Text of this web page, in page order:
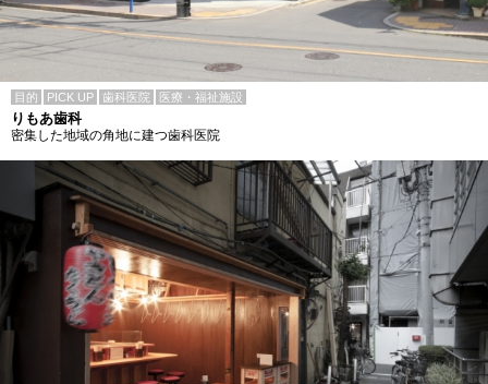
目的 PICK UP 歯科医院 医療・福祉施設
りもあ歯科
密集した地域の角地に建つ歯科医院